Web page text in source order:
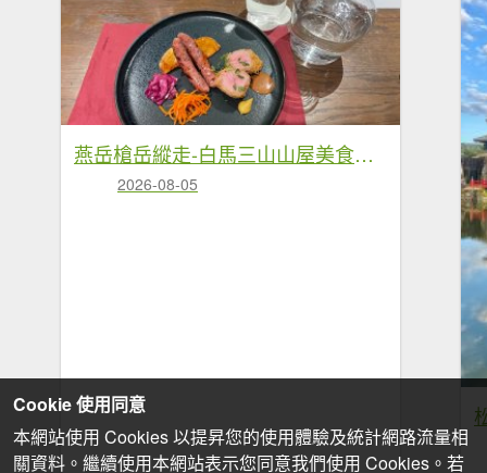
燕岳槍岳縱走-白馬三山山屋美食❤️慶功宴
2026-08-05
Cookie 使用同意
本網站使用 Cookies 以提昇您的使用體驗及統計網路流量相
關資料。繼續使用本網站表示您同意我們使用 Cookies。若